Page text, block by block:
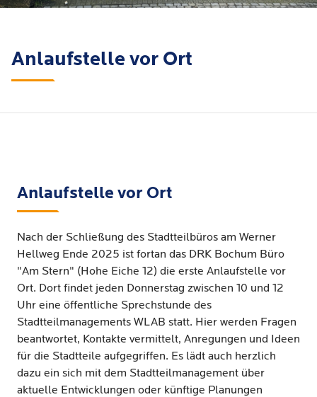
Anlaufstelle vor Ort
Anlaufstelle vor Ort
Nach der Schließung des Stadtteilbüros am Werner
Hellweg Ende 2025 ist fortan das DRK Bochum Büro
"Am Stern" (Hohe Eiche 12) die erste Anlaufstelle vor
Ort. Dort findet jeden Donnerstag zwischen 10 und 12
Uhr eine öffentliche Sprechstunde des
Stadtteilmanagements WLAB statt. Hier werden Fragen
beantwortet, Kontakte vermittelt, Anregungen und Ideen
für die Stadtteile aufgegriffen. Es lädt auch herzlich
dazu ein sich mit dem Stadtteilmanagement über
aktuelle Entwicklungen oder künftige Planungen